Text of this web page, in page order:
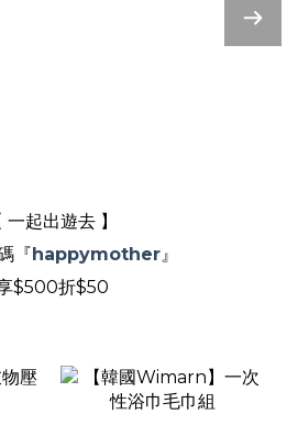
一起出遊去 】
『happymother』
$500折$50